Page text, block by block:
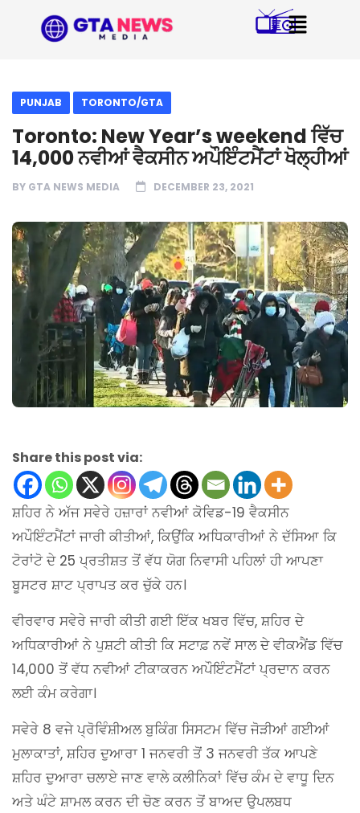
PUNJAB TORONTO/GTA
Toronto: New Year’s weekend ਵਿੱਚ
14,000 ਨਵੀਆਂ ਵੈਕਸੀਨ ਅਪੌਇੰਟਮੈਂਟਾਂ ਖੋਲ੍ਹੀਆਂ
BY GTA NEWS MEDIA DECEMBER 23, 2021
Share this post via:
ਸ਼ਹਿਰ ਨੇ ਅੱਜ ਸਵੇਰੇ ਹਜ਼ਾਰਾਂ ਨਵੀਆਂ ਕੋਵਿਡ-19 ਵੈਕਸੀਨ
ਅਪੌਇੰਟਮੈਂਟਾਂ ਜਾਰੀ ਕੀਤੀਆਂ, ਕਿਉਂਕਿ ਅਧਿਕਾਰੀਆਂ ਨੇ ਦੱਸਿਆ ਕਿ
ਟੋਰਾਂਟੋ ਦੇ 25 ਪ੍ਰਤੀਸ਼ਤ ਤੋਂ ਵੱਧ ਯੋਗ ਨਿਵਾਸੀ ਪਹਿਲਾਂ ਹੀ ਆਪਣਾ
ਬੂਸਟਰ ਸ਼ਾਟ ਪ੍ਰਾਪਤ ਕਰ ਚੁੱਕੇ ਹਨ।
ਵੀਰਵਾਰ ਸਵੇਰੇ ਜਾਰੀ ਕੀਤੀ ਗਈ ਇੱਕ ਖਬਰ ਵਿੱਚ, ਸ਼ਹਿਰ ਦੇ
ਅਧਿਕਾਰੀਆਂ ਨੇ ਪੁਸ਼ਟੀ ਕੀਤੀ ਕਿ ਸਟਾਫ਼ ਨਵੇਂ ਸਾਲ ਦੇ ਵੀਕਐਂਡ ਵਿੱਚ
14,000 ਤੋਂ ਵੱਧ ਨਵੀਆਂ ਟੀਕਾਕਰਨ ਅਪੌਇੰਟਮੈਂਟਾਂ ਪ੍ਰਦਾਨ ਕਰਨ
ਲਈ ਕੰਮ ਕਰੇਗਾ।
ਸਵੇਰੇ 8 ਵਜੇ ਪ੍ਰੋਵਿੰਸ਼ੀਅਲ ਬੁਕਿੰਗ ਸਿਸਟਮ ਵਿੱਚ ਜੋੜੀਆਂ ਗਈਆਂ
ਮੁਲਾਕਾਤਾਂ, ਸ਼ਹਿਰ ਦੁਆਰਾ 1 ਜਨਵਰੀ ਤੋਂ 3 ਜਨਵਰੀ ਤੱਕ ਆਪਣੇ
ਸ਼ਹਿਰ ਦੁਆਰਾ ਚਲਾਏ ਜਾਣ ਵਾਲੇ ਕਲੀਨਿਕਾਂ ਵਿੱਚ ਕੰਮ ਦੇ ਵਾਧੂ ਦਿਨ
ਅਤੇ ਘੰਟੇ ਸ਼ਾਮਲ ਕਰਨ ਦੀ ਚੋਣ ਕਰਨ ਤੋਂ ਬਾਅਦ ਉਪਲਬਧ